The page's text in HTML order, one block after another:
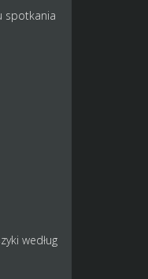
spotkania
według